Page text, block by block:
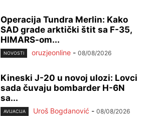
Operacija Tundra Merlin: Kako
SAD grade arktički štit sa F-35,
HIMARS-om...
NOVOSTI oruzjeonline - 08/08/2026
Kineski J-20 u novoj ulozi: Lovci
sada čuvaju bombarder H-6N
sa...
AVIJACIJA Uroš Bogdanović - 08/08/2026